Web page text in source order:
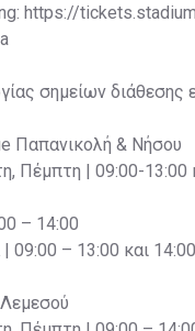
https://
σημείων διάθεσης
Παπανικολή & Νήσου
Πέμπτη | 09:00-13:00
– 14:00
09:00 – 13:00 και